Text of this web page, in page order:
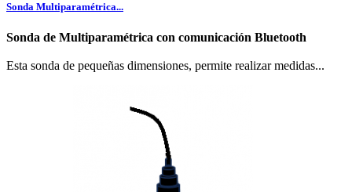
Sonda Multiparamétrica...
Sonda de Multiparamétrica con comunicación Bluetooth
Esta sonda de pequeñas dimensiones, permite realizar medidas...